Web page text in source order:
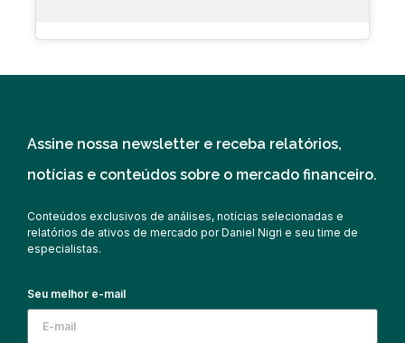
Assine nossa newsletter e receba relatórios,
notícias e conteúdos sobre o mercado financeiro.
Conteúdos exclusivos de análises, notícias selecionadas e
relatórios de ativos de mercado por Daniel Nigri e seu time de
especialistas.
Seu melhor e-mail